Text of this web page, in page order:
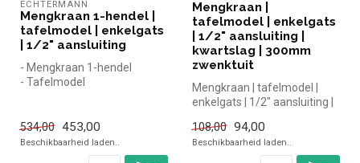
ECHTERMANN
Mengkraan 1-hendel |
tafelmodel | enkelgats
| 1/2" aansluiting
- Mengkraan 1-hendel
- Tafelmodel
534,00 453,00
Beschikbaarheid laden..
Mengkraan |
tafelmodel | enkelgats
| 1/2" aansluiting |
kwartslag | 300mm
zwenktuit
Mengkraan | tafelmodel |
enkelgats | 1/2" aansluiting |
108,00 94,00
Beschikbaarheid laden..